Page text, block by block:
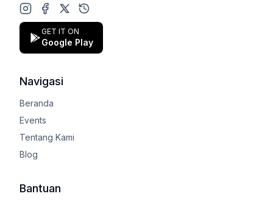
Instagram
Facebook
X (Twitter)
Google Play Store
GET IT ON
Google Play
Navigasi
Beranda
Events
Tentang Kami
Blog
Bantuan